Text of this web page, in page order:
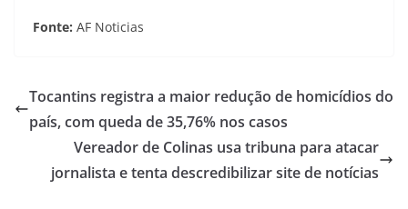
Fonte: AF Noticias
Tocantins registra a maior redução de homicídios do
país, com queda de 35,76% nos casos
Vereador de Colinas usa tribuna para atacar
jornalista e tenta descredibilizar site de notícias